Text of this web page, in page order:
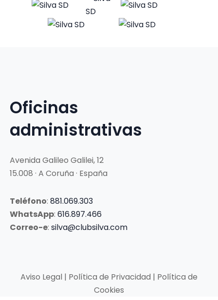
Oficinas
administrativas
Avenida Galileo Galilei, 12
15.008 · A Coruña · España
Teléfono: 881.069.303
WhatsApp: 616.897.466
Correo-e: silva@clubsilva.com
Aviso Legal | Política de Privacidad | Política de
Cookies